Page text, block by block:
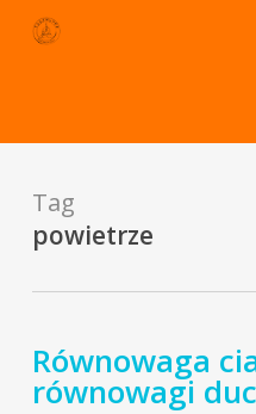
Skip
Tag
powietrze
Równowaga
równowagi